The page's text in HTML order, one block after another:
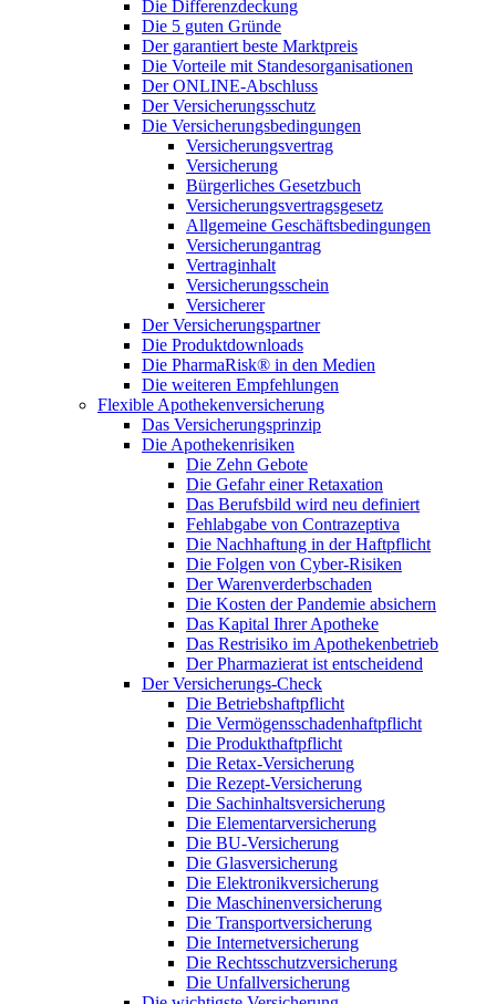
Die Differenzdeckung
Die 5 guten Gründe
Der garantiert beste Marktpreis
Die Vorteile mit Standesorganisationen
Der ONLINE-Abschluss
Der Versicherungsschutz
Die Versicherungsbedingungen
Versicherungsvertrag
Versicherung
Bürgerliches Gesetzbuch
Versicherungsvertragsgesetz
Allgemeine Geschäftsbedingungen
Versicherungantrag
Vertraginhalt
Versicherungsschein
Versicherer
Der Versicherungspartner
Die Produktdownloads
Die PharmaRisk® in den Medien
Die weiteren Empfehlungen
Flexible Apothekenversicherung
Das Versicherungsprinzip
Die Apothekenrisiken
Die Zehn Gebote
Die Gefahr einer Retaxation
Das Berufsbild wird neu definiert
Fehlabgabe von Contrazeptiva
Die Nachhaftung in der Haftpflicht
Die Folgen von Cyber-Risiken
Der Warenverderbschaden
Die Kosten der Pandemie absichern
Das Kapital Ihrer Apotheke
Das Restrisiko im Apothekenbetrieb
Der Pharmazierat ist entscheidend
Der Versicherungs-Check
Die Betriebshaftpflicht
Die Vermögensschadenhaftpflicht
Die Produkthaftpflicht
Die Retax-Versicherung
Die Rezept-Versicherung
Die Sachinhaltsversicherung
Die Elementarversicherung
Die BU-Versicherung
Die Glasversicherung
Die Elektronikversicherung
Die Maschinenversicherung
Die Transportversicherung
Die Internetversicherung
Die Rechtsschutzversicherung
Die Unfallversicherung